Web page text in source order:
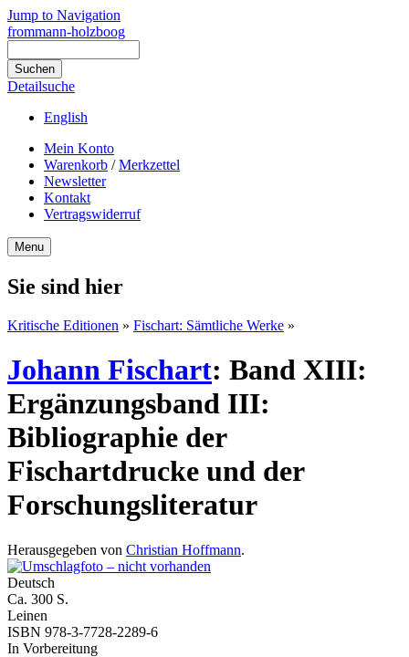
Jump to Navigation
frommann-holzboog
Detailsuche
English
Mein Konto
Warenkorb /Merkzettel
Newsletter
Kontakt
Vertragswiderruf
Menu
Sie sind hier
Kritische Editionen » Fischart: Sämtliche Werke »
Johann Fischart: Band XIII:
Ergänzungsband III:
Bibliographie der
Fischartdrucke und der
Forschungsliteratur
Herausgegeben von Christian Hoffmann.
Deutsch
Ca. 300 S.
Leinen
ISBN 978-3-7728-2289-6
In Vorbereitung